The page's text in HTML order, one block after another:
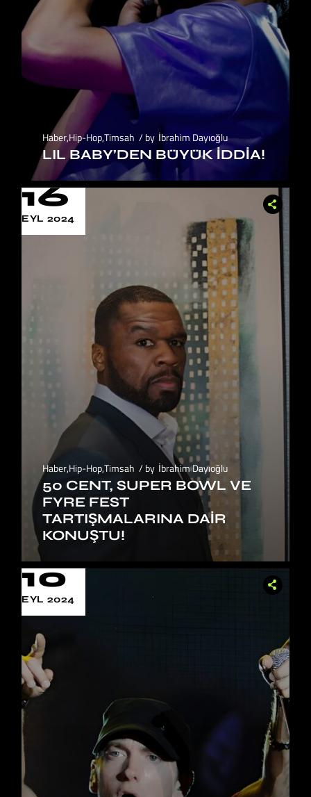
Haber,Hip-Hop,Timsah by İbrahim Dayıoğlu
LIL BABY’DEN BÜYÜK İDDIA!
16
EYL 2024
Haber,Hip-Hop,Timsah by İbrahim Dayıoğlu
50 CENT, SUPER BOWL VE
FYRE FEST
TARTIŞMALARINA DAIR
KONUŞTU!
10
EYL 2024